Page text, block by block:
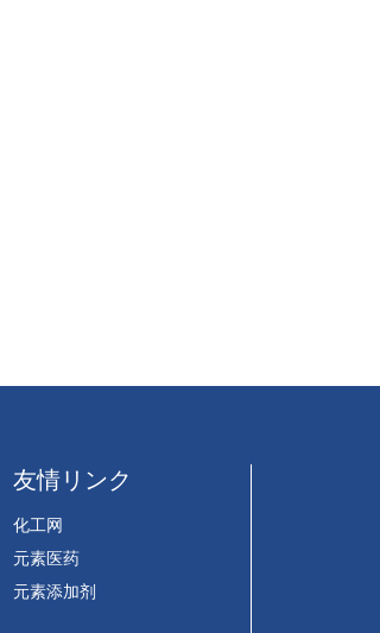
友情リンク
化工网
元素医药
元素添加剂